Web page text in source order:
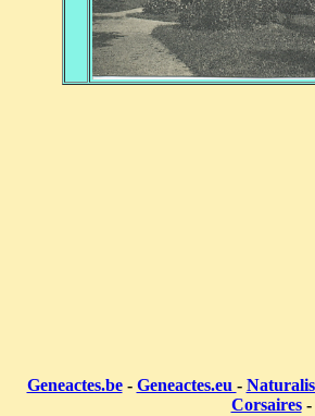
Geneactes.be- Geneactes.eu -
Corsaires-